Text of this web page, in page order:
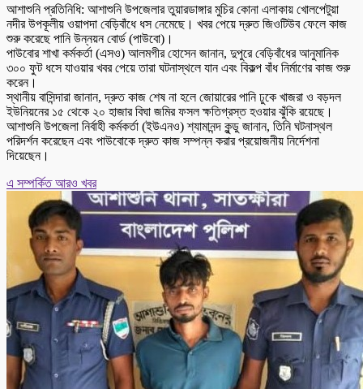
আশাশুনি প্রতিনিধি: আশাশুনি উপজেলার তুয়ারডাঙ্গার মুচির কোনা এলাকায় খোলপেটুয়া
নদীর উপকূলীয় ওয়াপদা বেড়িবাঁধে ধস নেমেছে। খবর পেয়ে দ্রুত জিওটিউব ফেলে কাজ
শুরু করেছে পানি উন্নয়ন বোর্ড (পাউবো)।
পাউবোর শাখা কর্মকর্তা (এসও) আলমগীর হোসেন জানান, দুপুরে বেড়িবাঁধের আনুমানিক
৩০০ ফুট ধসে যাওয়ার খবর পেয়ে তারা ঘটনাস্থলে যান এবং বিকল্প বাঁধ নির্মাণের কাজ শুরু
করেন।
স্থানীয় বাসিন্দারা জানান, দ্রুত কাজ শেষ না হলে জোয়ারের পানি ঢুকে খাজরা ও বড়দল
ইউনিয়নের ১৫ থেকে ২০ হাজার বিঘা জমির ফসল ক্ষতিগ্রস্ত হওয়ার ঝুঁকি রয়েছে।
আশাশুনি উপজেলা নির্বাহী কর্মকর্তা (ইউএনও) শ্যামানন্দ কুন্ডু জানান, তিনি ঘটনাস্থল
পরিদর্শন করেছেন এবং পাউবোকে দ্রুত কাজ সম্পন্ন করার প্রয়োজনীয় নির্দেশনা
দিয়েছেন।
এ সম্পর্কিত আরও খবর